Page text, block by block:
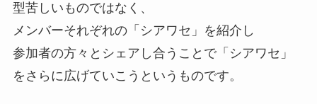
型苦しいものではなく、
メンバーそれぞれの「シアワセ」を紹介し
参加者の方々とシェアし合うことで「シアワセ」
をさらに広げていこうというものです。